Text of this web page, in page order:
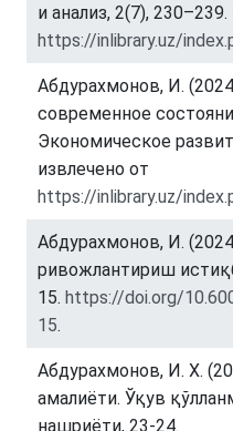
и анализ, 2(7),
https://inlibrary.uz/
Абдурахмонов, И.
современное
Экономическое
извлечено от
https://inlibrary.uz/
Абдурахмонов, И.
ривожлантириш
15. https://doi.org/
15.
Абдурахмонов, И. Х.
амалиёти. Ўқув
нашриёти, 23-24.